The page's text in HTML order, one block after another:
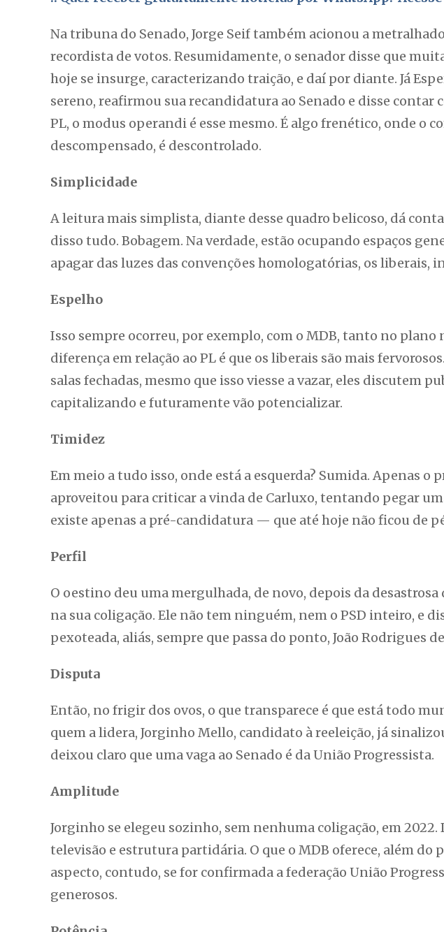
Na tribuna do Senado, Jorge Seif também acionou a
recordista de votos. Resumidamente, o senador disse que
hoje se insurge, caracterizando traição, e daí por diante. Já
sereno, reafirmou sua recandidatura ao Senado e disse contar
PL, o modus operandi é esse mesmo. É algo frenético, onde o
descompensado, é descontrolado.
Simplicidade
A leitura mais simplista, diante desse quadro belicoso, dá
disso tudo. Bobagem. Na verdade, estão ocupando espaços
apagar das luzes das convenções homologatórias, os liberais,
Espelho
Isso sempre ocorreu, por exemplo, com o MDB, tanto no
diferença em relação ao PL é que os liberais são mais
salas fechadas, mesmo que isso viesse a vazar, eles discutem
capitalizando e futuramente vão potencializar.
Timidez
Em meio a tudo isso, onde está a esquerda? Sumida. Apenas o
aproveitou para criticar a vinda de Carluxo, tentando pegar
existe apenas a pré-candidatura — que até hoje não ficou de
Perfil
O oestino deu uma mergulhada, de novo, depois da desastrosa
na sua coligação. Ele não tem ninguém, nem o PSD inteiro, e
pexoteada, aliás, sempre que passa do ponto, João Rodrigues
Disputa
Então, no frigir dos ovos, o que transparece é que está todo
quem a lidera, Jorginho Mello, candidato à reeleição, já
deixou claro que uma vaga ao Senado é da União Progressista.
Amplitude
Jorginho se elegeu sozinho, sem nenhuma coligação, em
televisão e estrutura partidária. O que o MDB oferece, além do
aspecto, contudo, se for confirmada a federação União
generosos.